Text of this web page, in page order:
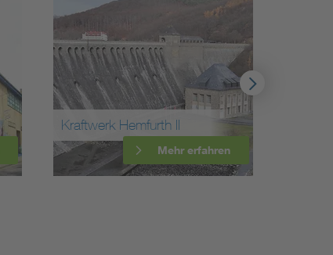
Kraftwerk Hemfurth II
Mehr erfahren